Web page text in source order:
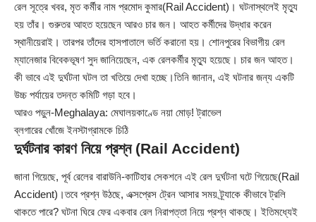
রেল সূত্রে খবর, মৃত কর্মীর নাম প্রমোদ কুমার(Rail Accident)। ঘটনাস্থলেই মৃত্যু
হয় তাঁর। গুরুতর আহত হয়েছেন আরও চার জন। আহত কর্মীদের উদ্ধার করেন
স্থানীয়েরাই। তারপর তাঁদের হাসপাতালে ভর্তি করানো হয়। শোনপুরের বিভাগীয় রেল
ম্যানেজার বিবেকভূষণ সুদ জানিয়েছেন, এক রেলকর্মীর মৃত্যু হয়েছে। চার জন আহত।
কী ভাবে এই দুর্ঘটনা ঘটল তা খতিয়ে দেখা হচ্ছে।তিনি জানান, এই ঘটনার জন্য একটি
উচ্চ পর্যায়ের তদন্ত কমিটি গড়া হবে।
আরও পড়ুন-Meghalaya: মেঘালয়কাণ্ডে নয়া মোড়! ট্রাভেল
ব্লগারের খোঁজে ইনস্টাগ্রামকে চিঠি
দুর্ঘটনার কারণ নিয়ে প্রশ্ন (Rail Accident)
জানা গিয়েছে, পূর্ব রেলের বারাউনি-কাটিহার সেকশনে এই রেল দুর্ঘটনা ঘটে গিয়েছে(Rail
Accident)।তবে প্রশ্ন উঠছে, এক্সপ্রেস ট্রেন আসার সময় ট্র্যাকে কীভাবে ট্রলি
থাকতে পারে? ঘটনা ঘিরে ফের একবার রেল নিরাপত্তা নিয়ে প্রশ্ন থাকছে। ইতিমধ্যেই